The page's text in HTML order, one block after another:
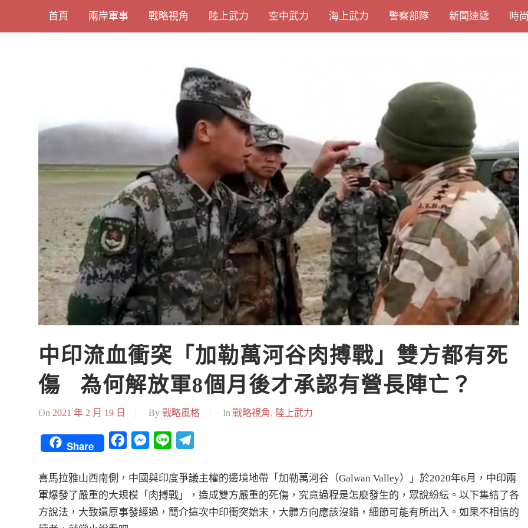
首頁 兩岸軍事 戰略視角 陸上武力 空中武力 海上武力 警察部隊 新聞速遞 時
中印流血衝突「加勒萬河谷肉搏戰」雙方都有死
傷   為何解放軍8個月後才承認有營長陣亡？
On 2021 年 2 月 19 日 By 戰略風格 In 戰略視角, 陸上武力
Share FacebookMessenger
Line
喜馬拉雅山西南側，中國與印度爭議主權的邊境地帶「加勒萬河谷（Galwan Valley）」於2020年6月，中印兩
軍爆發了嚴重的大規模「肉搏戰」，造成雙方嚴重的死傷，究竟過程是怎麼發生的，眾說紛紜。以下集結了各
方說法，大致還原事發經過，簡介這次中印衝突始末，大體方向應該沒錯，細節可能有所出入。如果不相信的